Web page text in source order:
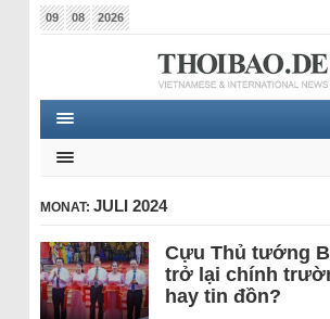
09 08 2026
MONAT: JULI 2024
Cựu Thủ tướng
trở lại chính
hay tin đồn?